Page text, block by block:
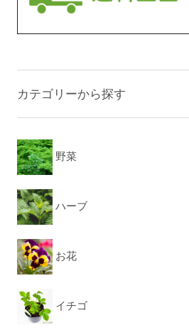
カテゴリーから探す
野菜
ハーブ
お花
イチゴ